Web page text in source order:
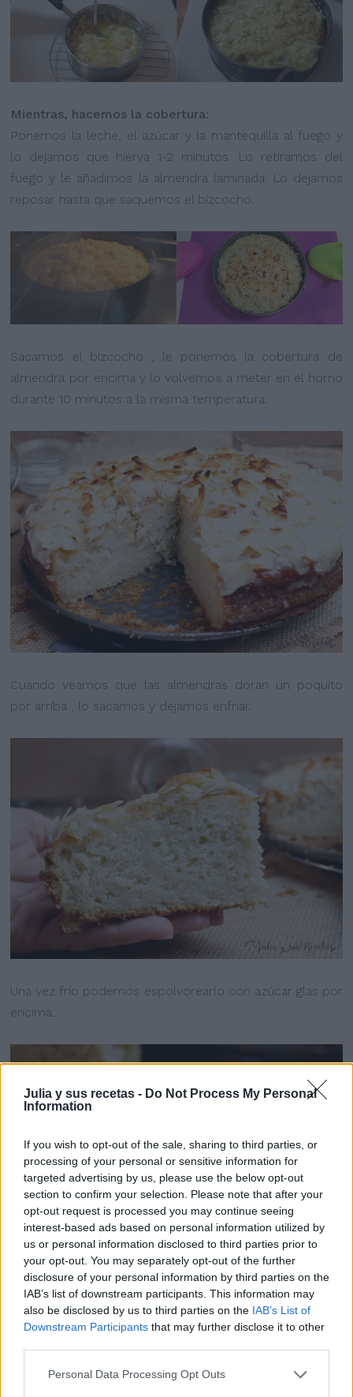
Julia y sus recetas - Do Not Process My Personal
Information
If you wish to opt-out of the sale, sharing to third parties, or
processing of your personal or sensitive information for
targeted advertising by us, please use the below opt-out
section to confirm your selection. Please note that after your
opt-out request is processed you may continue seeing
interest-based ads based on personal information utilized by
us or personal information disclosed to third parties prior to
your opt-out. You may separately opt-out of the further
disclosure of your personal information by third parties on the
IAB’s list of downstream participants. This information may
also be disclosed by us to third parties on the IAB’s List of
Downstream Participants that may further disclose it to other
Personal Data Processing Opt Outs
Mientras, hacemos la cobertura:
Ponemos la leche, el azúcar y la mantequilla al fuego y
lo dejamos que hierva 1-2 minutos. Lo retiramos del
fuego y le añadimos la almendra laminada. Lo dejamos
reposar hasta que saquemos el bizcocho.
Sacamos el bizcocho , le ponemos la cobertura de
almendra por encima y lo volvemos a meter en el horno
durante 10 minutos a la misma temperatura.
Cuando veamos que las almendras doran un poquito
por arriba , lo sacamos y dejamos enfriar.
Una vez frío podemos espolvorearlo con azúcar glas por
encima...
¡Te recomiendo que lo pruebes!
Lo mismo os apetece hacer alguna de estas recetas
que os dejo en vídeo, y suscribiros a mi canal
deYouTube